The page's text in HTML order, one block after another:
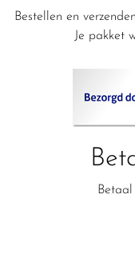
Bestellen en
Je pakket